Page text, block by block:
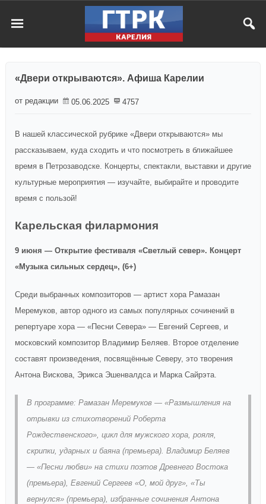
«Двери открываются». Афиша Карелии
от редакции 05.06.2025 4757
В нашей классической рубрике «Двери открываются» мы
рассказываем, куда сходить и что посмотреть в ближайшее
время в Петрозаводске. Концерты, спектакли, выставки и другие
культурные мероприятия — изучайте, выбирайте и проводите
время с пользой!
Карельская филармония
9 июня — Открытие фестиваля «Светлый север». Концерт
«Музыка сильных сердец», (6+)
Среди выбранных композиторов — артист хора Рамазан
Меремуков, автор одного из самых популярных сочинений в
репертуаре хора — «Песни Севера» — Евгений Сергеев, и
московский композитор Владимир Беляев. Второе отделение
составят произведения, посвящённые Северу, это творения
Антона Вискова, Эрикса Эшенвалдса и Марка Сайрэта.
В программе: Рамазан Меремуков — «Размышления на
отрывки из стихотворений Роберта
Рождественского», цикл для мужского хора, рояля,
скрипки, ударных и баяна (премьера). Владимир Беляев
— «Песни любви» на стихи поэтов Древнего Востока
(премьера), Евгений Сергеев «О, мой друг», «Ты
вернулся» (премьера), избранные сочинения Антона